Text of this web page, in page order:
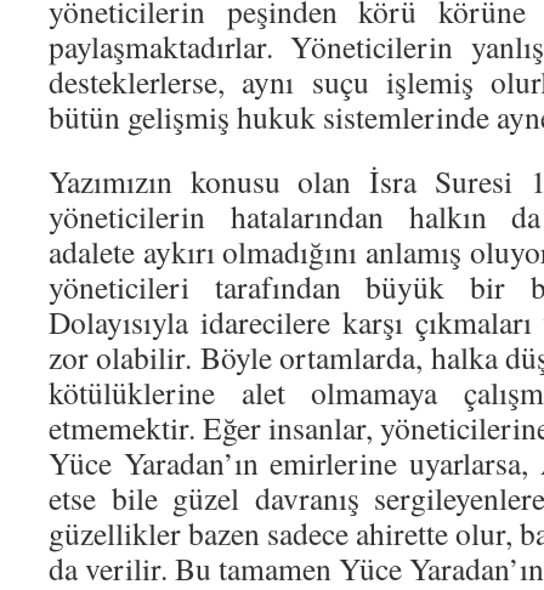
yöneticilerin peşinden körü körüne
paylaşmaktadırlar. Yöneticilerin
desteklerlerse, aynı suçu işlemiş
bütün gelişmiş hukuk sistemlerinde
Yazımızın konusu olan İsra Suresi
yöneticilerin hatalarından halkın
adalete aykırı olmadığını anlamış
yöneticileri tarafından büyük bir
Dolayısıyla idarecilere karşı
zor olabilir. Böyle ortamlarda, halka
kötülüklerine alet olmamaya
etmemektir. Eğer insanlar,
Yüce Yaradan’ın emirlerine
etse bile güzel davranış
güzellikler bazen sadece ahirette olur,
da verilir. Bu tamamen Yüce